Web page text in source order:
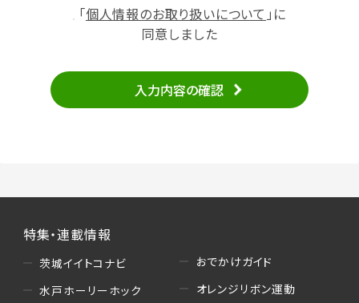
（2）ユーザーからのお問い合わせへの対応
せの内容確認、返答
・当サービスの品質改善
・読者プレゼント、アンケート等、当サービスが実
施するキャンペーンの抽選、当選者への連絡及
び発送 ・ユーザーの趣向や属性情報等の分析
「個人情報のお取り扱いについて 」に
同意しました
入力内容の確認
特集・連載情報
茨城イイトコナビ
水戸ホーリーホック
おでかけガイド
オレンジリボン運動